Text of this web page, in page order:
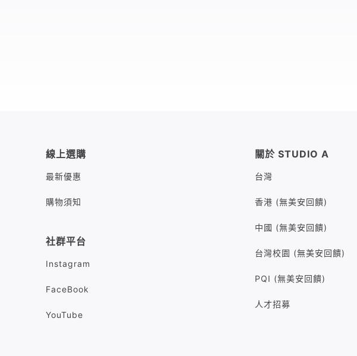
線上選購
最新優惠
購物須知
社群平台
Instagram
FaceBook
YouTube
關於 STUDIO A
台灣
香港 (無美安回饋)
中國 (無美安回饋)
台灣校園 (無美安回饋)
PQI (無美安回饋)
人才招募